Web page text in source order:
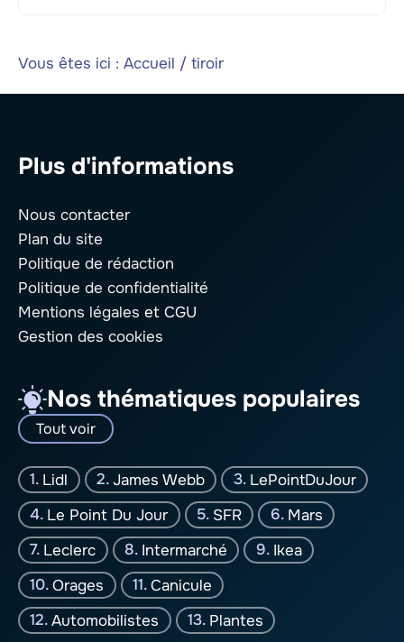
Vous êtes ici : Accueil / tiroir
Plus d'informations
Nous contacter
Plan du site
Politique de rédaction
Politique de confidentialité
Mentions légales et CGU
Gestion des cookies
Nos thématiques populaires
Tout voir
Lidl James Webb
LePointDuJour
Le Point Du Jour
SFR
Mars
Leclerc
Intermarché
Ikea
Orages
Canicule
Automobilistes
Plantes